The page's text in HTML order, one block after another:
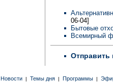
06-04]
Бытовые
Всемирный
Отправить
Новости | Темы дня | Программы |